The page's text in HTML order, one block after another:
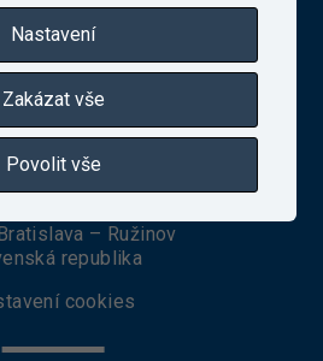
Slovakia, s. r. o.
– Ružinov
republika
cookies
Nastavení
Zakázat vše
Povolit vše